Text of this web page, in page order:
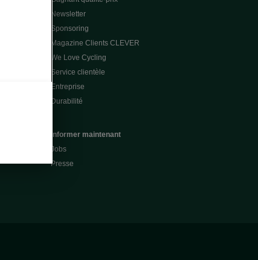
Newsletter
Sponsoring
Magazine Clients CLEVER
We Love Cycling
Service clientèle
Entreprise
Durabilité
Informer maintenant
Jobs
Presse